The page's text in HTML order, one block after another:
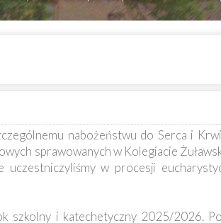
nabożeństwu do Serca i
sprawowanych w Kolegiacie
w procesji
szkolny i katechetyczny 2025/2026.